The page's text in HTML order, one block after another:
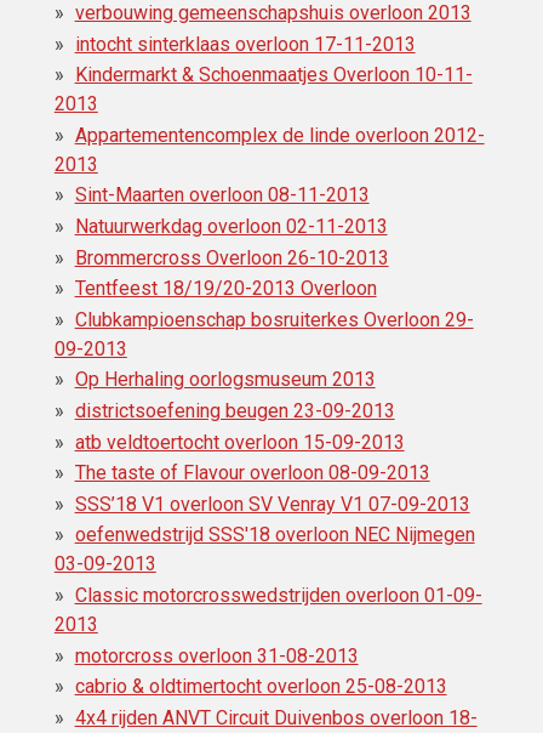
verbouwing gemeenschapshuis overloon 2013
intocht sinterklaas overloon 17-11-2013
Kindermarkt & Schoenmaatjes Overloon 10-11-
2013
Appartementencomplex de linde overloon 2012-
2013
Sint-Maarten overloon 08-11-2013
Natuurwerkdag overloon 02-11-2013
Brommercross Overloon 26-10-2013
Tentfeest 18/19/20-2013 Overloon
Clubkampioenschap bosruiterkes Overloon 29-
09-2013
Op Herhaling oorlogsmuseum 2013
districtsoefening beugen 23-09-2013
atb veldtoertocht overloon 15-09-2013
The taste of Flavour overloon 08-09-2013
SSS’18 V1 overloon SV Venray V1 07-09-2013
oefenwedstrijd SSS'18 overloon NEC Nijmegen
03-09-2013
Classic motorcrosswedstrijden overloon 01-09-
2013
motorcross overloon 31-08-2013
cabrio & oldtimertocht overloon 25-08-2013
4x4 rijden ANVT Circuit Duivenbos overloon 18-